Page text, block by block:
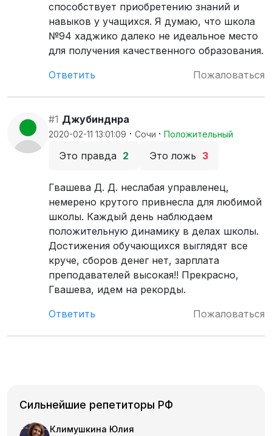
способствует приобретению знаний и
навыков у учащихся. Я думаю, что школа
№94 хаджико далеко не идеальное место
для получения качественного образования.
Ответить
Пожаловаться
#1 Джубинднра
2020-02-11 13:01:09 · Сочи · Положительный
Это правда 2 Это ложь 3
Гвашева Д. Д. неслабая управленец,
немерено крутого привнесла для любимой
школы. Каждый день наблюдаем
положительную динамику в делах школы.
Достижения обучающихся выглядят все
круче, сборов денег нет, зарплата
преподавателей высокая!! Прекрасно,
Гвашева, идем на рекорды.
Ответить
Пожаловаться
Сильнейшие репетиторы РФ
Климушкина Юлия